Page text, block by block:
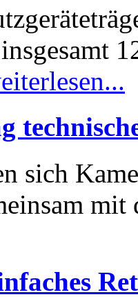
sich